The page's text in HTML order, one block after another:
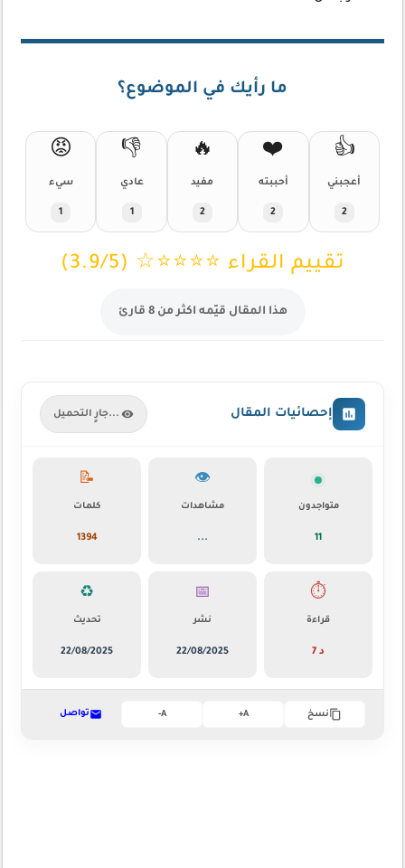
ما رأيك في الموضوع؟
👍
أعجبني
2
❤️
أحببته
2
🔥
مفيد
2
👎
عادي
1
😡
سيء
1
تقييم القراء ⭐⭐⭐⭐☆ (3.9/5)
هذا المقال قيّمه اكثر من 8 قارئ
إحصائيات المقال جارٍ التحميل...
متواجدون
11
👁️
مشاهدات
...
📝
كلمات
1394
⏱️
قراءة
7 د
📅
نشر
22/08/2025
♻️
تحديث
22/08/2025
نسخ A+
A- تواصل